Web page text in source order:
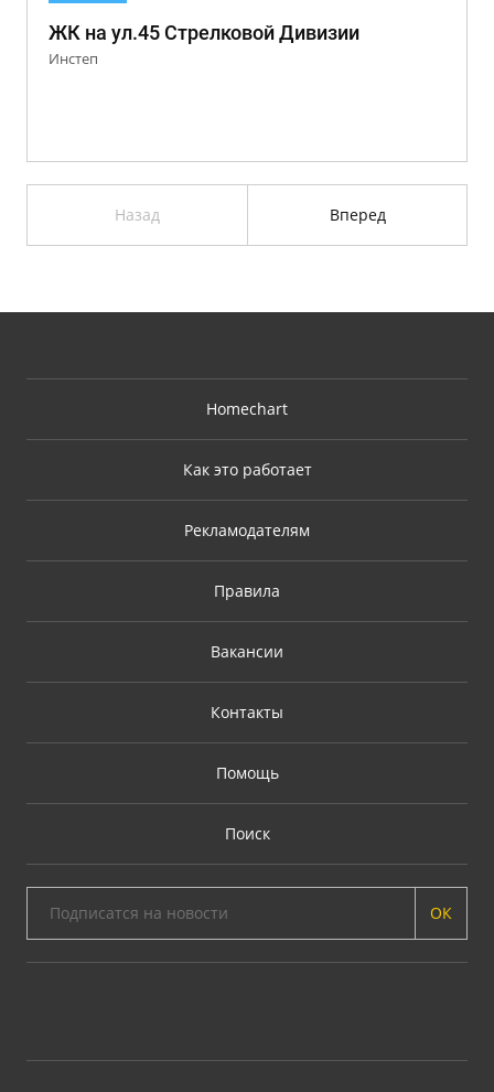
ЖК на ул.45 Стрелковой Дивизии
Инстеп
Назад Вперед
Homechart
Как это работает
Рекламодателям
Правила
Вакансии
Контакты
Помощь
Поиск
ОК